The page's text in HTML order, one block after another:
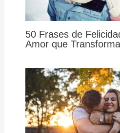
50 Frases de
Amor que Transforma